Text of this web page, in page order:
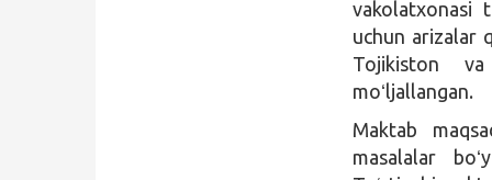
vakolatxonasi
uchun arizalar
Tojikiston
moʻljallangan.
Maktab
masalalar